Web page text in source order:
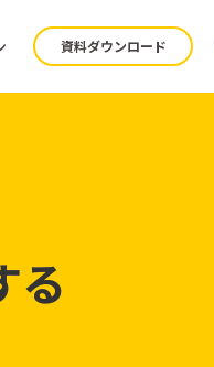
資料ダウンロード
る